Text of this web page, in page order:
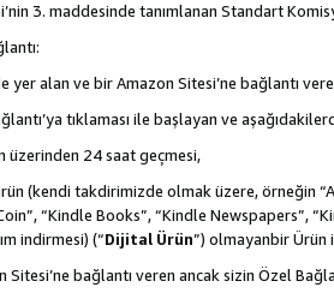
3. maddesinde tanımlanan Standart
alan ve bir Amazon Sitesi’ne bağlantı
tıklaması ile başlayan ve
üzerinden 24 saat geçmesi,
(kendi takdirimizde olmak üzere, örneğin
“Kindle Books”, “Kindle Newspapers”,
indirmesi) (“Dijital Ürün”) olmayanbir Ürün
bağlantı veren ancak sizin Özel